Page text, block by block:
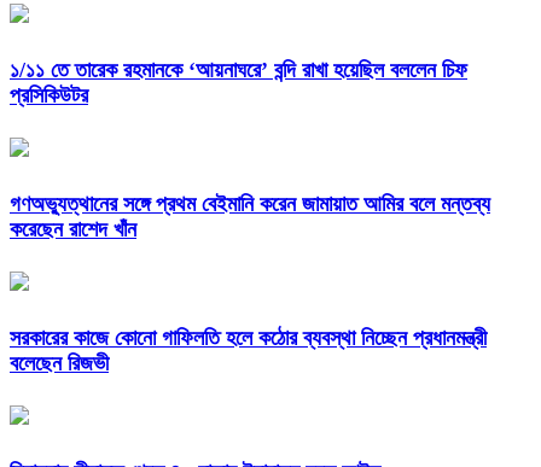
১/১১ তে তারেক রহমানকে ‘আয়নাঘরে’ বন্দি রাখা হয়েছিল বললেন চিফ
প্রসিকিউটর
গণঅভ্যুত্থানের সঙ্গে প্রথম বেইমানি করেন জামায়াত আমির বলে মন্তব্য
করেছেন রাশেদ খাঁন
সরকারের কাজে কোনো গাফিলতি হলে কঠোর ব্যবস্থা নিচ্ছেন প্রধানমন্ত্রী
বলেছেন রিজভী